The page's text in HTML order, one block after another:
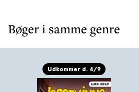
Bøger i samme genre
Udkommer d. 4/9